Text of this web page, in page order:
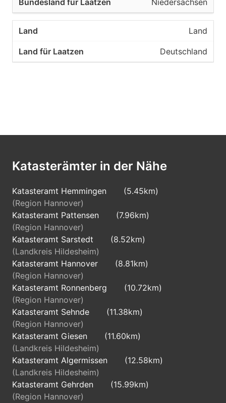
Niedersachsen
Land
Deutschland
Katasterämter in der Nähe
Katasteramt Hemmingen
(5.45km)
(Region Hannover)
Katasteramt Pattensen
(7.96km)
(Region Hannover)
Katasteramt Sarstedt
(8.52km)
(Landkreis Hildesheim)
Katasteramt Hannover
(8.81km)
(Region Hannover)
Katasteramt Ronnenberg
(10.72km)
(Region Hannover)
Katasteramt Sehnde
(11.38km)
(Region Hannover)
Katasteramt Giesen
(11.60km)
(Landkreis Hildesheim)
Katasteramt Algermissen
(12.58km)
(Landkreis Hildesheim)
Katasteramt Gehrden
(15.99km)
(Region Hannover)